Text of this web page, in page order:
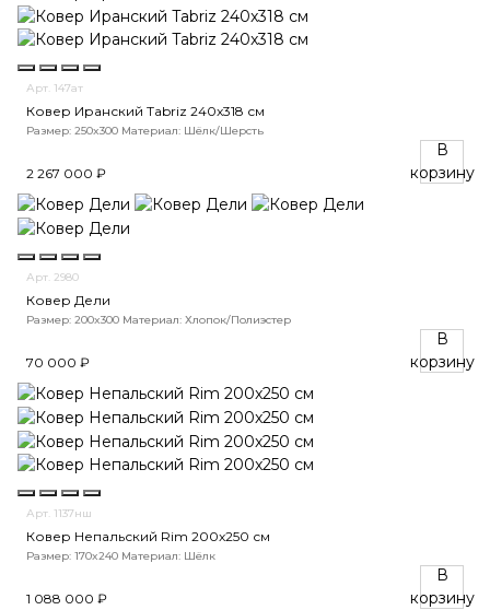
Арт. 147ат
Ковер Иранский Tabriz 240x318 см
Размер: 250x300 Материал: Шёлк/Шерсть
2 267 000 ₽
В
корзину
Арт. 2980
Ковер Дели
Размер: 200x300 Материал: Хлопок/Полиэстер
70 000 ₽
В
корзину
Арт. 1137нш
Ковер Непальский Rim 200x250 см
Размер: 170x240 Материал: Шёлк
1 088 000 ₽
В
корзину